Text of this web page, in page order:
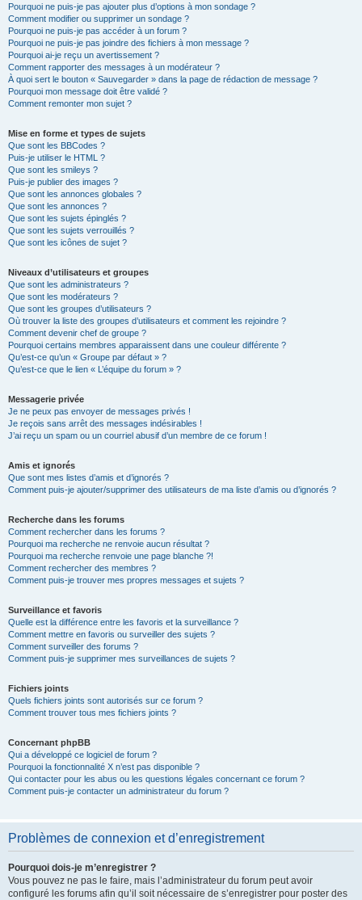
Pourquoi ne puis-je pas ajouter plus d’options à mon sondage ?
Comment modifier ou supprimer un sondage ?
Pourquoi ne puis-je pas accéder à un forum ?
Pourquoi ne puis-je pas joindre des fichiers à mon message ?
Pourquoi ai-je reçu un avertissement ?
Comment rapporter des messages à un modérateur ?
À quoi sert le bouton « Sauvegarder » dans la page de rédaction de message ?
Pourquoi mon message doit être validé ?
Comment remonter mon sujet ?
Mise en forme et types de sujets
Que sont les BBCodes ?
Puis-je utiliser le HTML ?
Que sont les smileys ?
Puis-je publier des images ?
Que sont les annonces globales ?
Que sont les annonces ?
Que sont les sujets épinglés ?
Que sont les sujets verrouillés ?
Que sont les icônes de sujet ?
Niveaux d’utilisateurs et groupes
Que sont les administrateurs ?
Que sont les modérateurs ?
Que sont les groupes d’utilisateurs ?
Où trouver la liste des groupes d’utilisateurs et comment les rejoindre ?
Comment devenir chef de groupe ?
Pourquoi certains membres apparaissent dans une couleur différente ?
Qu’est-ce qu’un « Groupe par défaut » ?
Qu’est-ce que le lien « L’équipe du forum » ?
Messagerie privée
Je ne peux pas envoyer de messages privés !
Je reçois sans arrêt des messages indésirables !
J’ai reçu un spam ou un courriel abusif d’un membre de ce forum !
Amis et ignorés
Que sont mes listes d’amis et d’ignorés ?
Comment puis-je ajouter/supprimer des utilisateurs de ma liste d’amis ou d’ignorés ?
Recherche dans les forums
Comment rechercher dans les forums ?
Pourquoi ma recherche ne renvoie aucun résultat ?
Pourquoi ma recherche renvoie une page blanche ?!
Comment rechercher des membres ?
Comment puis-je trouver mes propres messages et sujets ?
Surveillance et favoris
Quelle est la différence entre les favoris et la surveillance ?
Comment mettre en favoris ou surveiller des sujets ?
Comment surveiller des forums ?
Comment puis-je supprimer mes surveillances de sujets ?
Fichiers joints
Quels fichiers joints sont autorisés sur ce forum ?
Comment trouver tous mes fichiers joints ?
Concernant phpBB
Qui a développé ce logiciel de forum ?
Pourquoi la fonctionnalité X n’est pas disponible ?
Qui contacter pour les abus ou les questions légales concernant ce forum ?
Comment puis-je contacter un administrateur du forum ?
Problèmes de connexion et d’enregistrement
Pourquoi dois-je m’enregistrer ?
Vous pouvez ne pas le faire, mais l’administrateur du forum peut avoir
configuré les forums afin qu’il soit nécessaire de s’enregistrer pour poster des